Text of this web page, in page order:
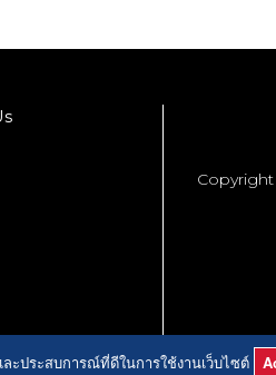
ะประสบการณ์ที่ดีในการใช้งานเว็บไซต์
Copyright